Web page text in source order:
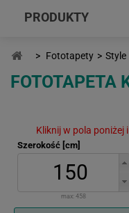
PRODUKTY
> Fototapety > Style
FOTOTAPETA
Kliknij w pola poniżej
Szerokość [cm]
max: 458